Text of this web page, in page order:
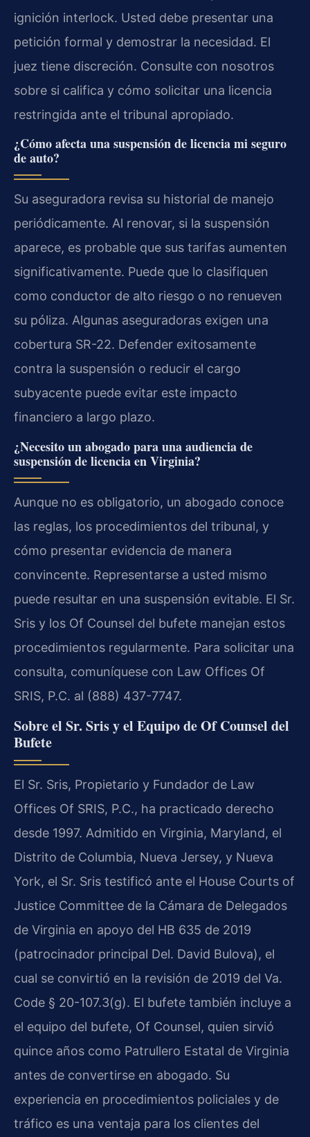
ignición interlock. Usted debe presentar una
petición formal y demostrar la necesidad. El
juez tiene discreción. Consulte con nosotros
sobre si califica y cómo solicitar una licencia
restringida ante el tribunal apropiado.
¿Cómo afecta una suspensión de licencia mi seguro
de auto?
Su aseguradora revisa su historial de manejo
periódicamente. Al renovar, si la suspensión
aparece, es probable que sus tarifas aumenten
significativamente. Puede que lo clasifiquen
como conductor de alto riesgo o no renueven
su póliza. Algunas aseguradoras exigen una
cobertura SR-22. Defender exitosamente
contra la suspensión o reducir el cargo
subyacente puede evitar este impacto
financiero a largo plazo.
¿Necesito un abogado para una audiencia de
suspensión de licencia en Virginia?
Aunque no es obligatorio, un abogado conoce
las reglas, los procedimientos del tribunal, y
cómo presentar evidencia de manera
convincente. Representarse a usted mismo
puede resultar en una suspensión evitable. El Sr.
Sris y los Of Counsel del bufete manejan estos
procedimientos regularmente. Para solicitar una
consulta, comuníquese con Law Offices Of
SRIS, P.C. al (888) 437-7747.
Sobre el Sr. Sris y el Equipo de Of Counsel del
Bufete
El Sr. Sris, Propietario y Fundador de Law
Offices Of SRIS, P.C., ha practicado derecho
desde 1997. Admitido en Virginia, Maryland, el
Distrito de Columbia, Nueva Jersey, y Nueva
York, el Sr. Sris testificó ante el House Courts of
Justice Committee de la Cámara de Delegados
de Virginia en apoyo del HB 635 de 2019
(patrocinador principal Del. David Bulova), el
cual se convirtió en la revisión de 2019 del Va.
Code § 20-107.3(g). El bufete también incluye a
el equipo del bufete, Of Counsel, quien sirvió
quince años como Patrullero Estatal de Virginia
antes de convertirse en abogado. Su
experiencia en procedimientos policiales y de
tráfico es una ventaja para los clientes del